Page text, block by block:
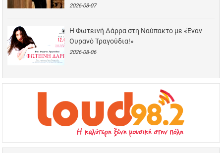
2026-08-07
Η Φωτεινή Δάρρα στη Ναύπακτο με «Έναν
Ουρανό Τραγούδια!»
2026-08-06